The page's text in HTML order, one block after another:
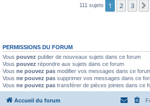
111 sujets 1 2 3
PERMISSIONS DU FORUM
Vous pouvez publier de nouveaux sujets dans ce forum
Vous pouvez répondre aux sujets dans ce forum
Vous ne pouvez pas modifier vos messages dans ce
Vous ne pouvez pas supprimer vos messages dans ce
Vous ne pouvez pas transférer de pièces jointes dans ce
Accueil du forum